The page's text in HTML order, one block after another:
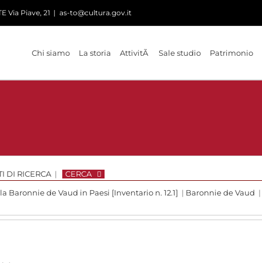
Via Piave, 21 | as-to@cultura.gov.it
Chi siamo La storia AttivitÃ Sale studio Patrimonio
DI RICERCA | CERCA
Baronnie de Vaud in Paesi [Inventario n. 12.1] | Baronnie de Vaud |